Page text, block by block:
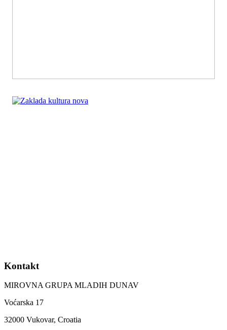
Kontakt
MIROVNA GRUPA MLADIH DUNAV
Voćarska 17
32000 Vukovar, Croatia